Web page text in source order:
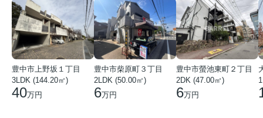
豊中市上野坂１丁目
3LDK (144.20㎡)
40万円
豊中市柴原町３丁目
2LDK (50.00㎡)
6万円
豊中市螢池東町２丁目
2DK (47.00㎡)
6万円